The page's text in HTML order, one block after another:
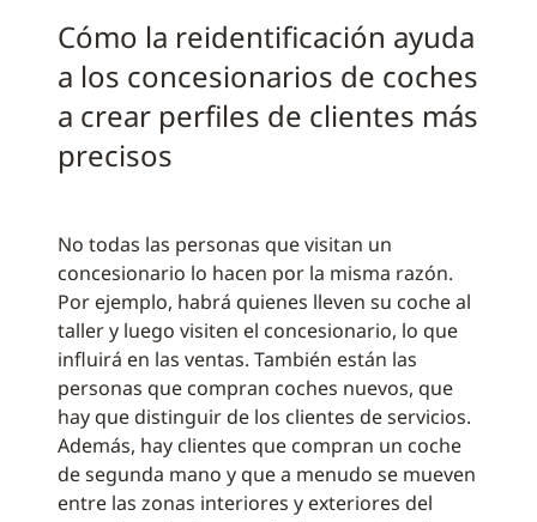
Cómo la reidentificación ayuda
a los concesionarios de coches
a crear perfiles de clientes más
precisos
No todas las personas que visitan un
concesionario lo hacen por la misma razón.
Por ejemplo, habrá quienes lleven su coche al
taller y luego visiten el concesionario, lo que
influirá en las ventas. También están las
personas que compran coches nuevos, que
hay que distinguir de los clientes de servicios.
Además, hay clientes que compran un coche
de segunda mano y que a menudo se mueven
entre las zonas interiores y exteriores del